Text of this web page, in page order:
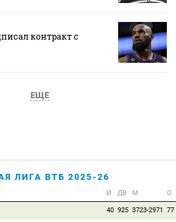
контракт с
ЕЩЕ
ЛИГА ВТБ 2025-26
И ДВ М О
40 925 3723-2971 77